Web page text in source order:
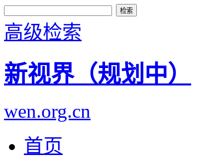
高级检索
新视界（规划中）
wen.org.cn
首页